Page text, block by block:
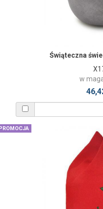
Świąteczna
w